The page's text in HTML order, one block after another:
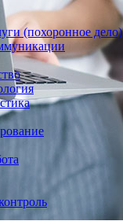
(похоронное дело)